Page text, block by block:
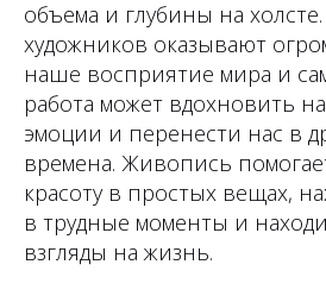
объема и глубины на
художников оказывают
наше восприятие мира и
работа может вдохновить
эмоции и перенести нас в
времена. Живопись
красоту в простых вещах,
в трудные моменты и
взгляды на жизнь.